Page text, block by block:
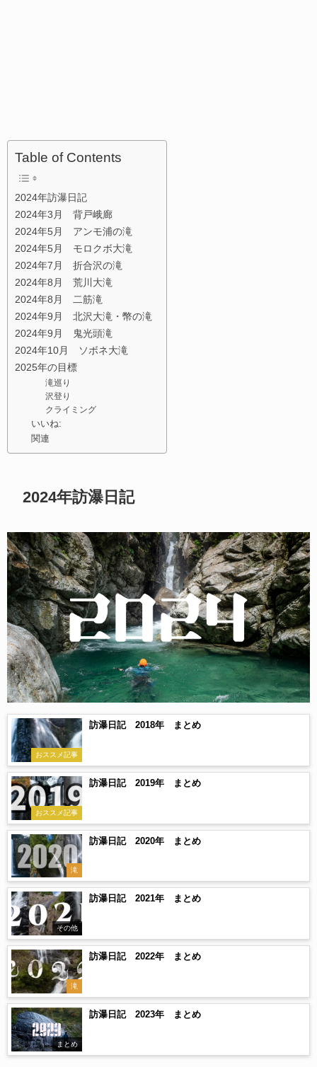
Table of Contents
2024年訪瀑日記
2024年3月 背戸峨廊
2024年5月 アンモ浦の滝
2024年5月 モロクボ大滝
2024年7月 折合沢の滝
2024年8月 荒川大滝
2024年8月 二筋滝
2024年9月 北沢大滝・幣の滝
2024年9月 鬼光頭滝
2024年10月 ソボネ大滝
2025年の目標
滝巡り
沢登り
クライミング
いいね:
関連
2024年訪瀑日記
おススメ記事
訪瀑日記 2018年 まとめ
おススメ記事
訪瀑日記 2019年 まとめ
滝
訪瀑日記 2020年 まとめ
その他
訪瀑日記 2021年 まとめ
滝
訪瀑日記 2022年 まとめ
まとめ
訪瀑日記 2023年 まとめ